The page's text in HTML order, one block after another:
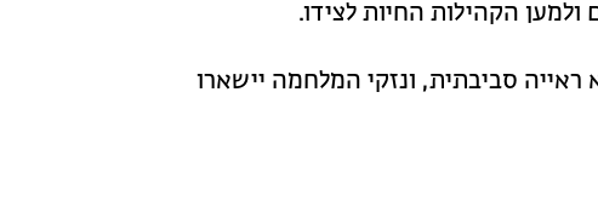
הקהילות החיות לצידו.
סביבתית, ונזקי המלחמה יישארו